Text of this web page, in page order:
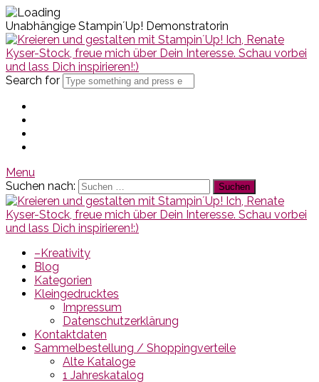
Unabhängige Stampin´Up! Demonstratorin
Search for
Menu
Suchen nach:
–Kreativity
Blog
Kategorien
Kleingedrucktes
Impressum
Datenschutzerklärung
Kontaktdaten
Sammelbestellung / Shoppingverteile
Alte Kataloge
1 Jahreskatalog